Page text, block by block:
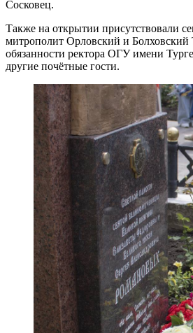
Сосковец.
Также на открытии присутствовали
митрополит Орловский и
обязанности ректора ОГУ имени
другие почётные гости.